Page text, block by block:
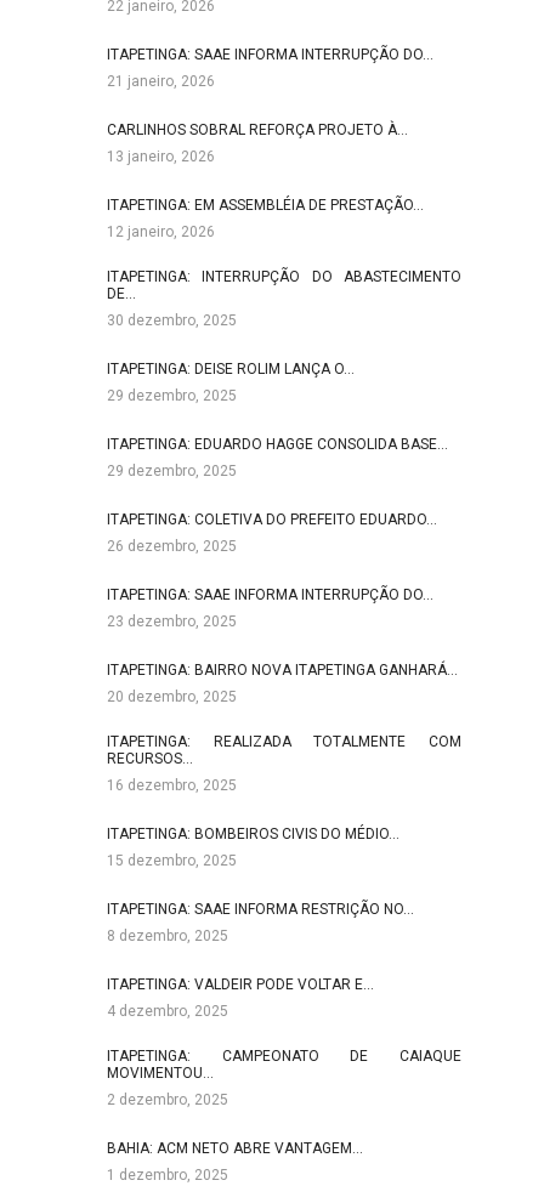
22 janeiro, 2026
ITAPETINGA: SAAE INFORMA INTERRUPÇÃO DO…
21 janeiro, 2026
CARLINHOS SOBRAL REFORÇA PROJETO À…
13 janeiro, 2026
ITAPETINGA: EM ASSEMBLÉIA DE PRESTAÇÃO…
12 janeiro, 2026
ITAPETINGA: INTERRUPÇÃO DO ABASTECIMENTO
DE…
30 dezembro, 2025
ITAPETINGA: DEISE ROLIM LANÇA O…
29 dezembro, 2025
ITAPETINGA: EDUARDO HAGGE CONSOLIDA BASE…
29 dezembro, 2025
ITAPETINGA: COLETIVA DO PREFEITO EDUARDO…
26 dezembro, 2025
ITAPETINGA: SAAE INFORMA INTERRUPÇÃO DO…
23 dezembro, 2025
ITAPETINGA: BAIRRO NOVA ITAPETINGA GANHARÁ…
20 dezembro, 2025
ITAPETINGA: REALIZADA TOTALMENTE COM
RECURSOS…
16 dezembro, 2025
ITAPETINGA: BOMBEIROS CIVIS DO MÉDIO…
15 dezembro, 2025
ITAPETINGA: SAAE INFORMA RESTRIÇÃO NO…
8 dezembro, 2025
ITAPETINGA: VALDEIR PODE VOLTAR E…
4 dezembro, 2025
ITAPETINGA: CAMPEONATO DE CAIAQUE
MOVIMENTOU…
2 dezembro, 2025
BAHIA: ACM NETO ABRE VANTAGEM…
1 dezembro, 2025